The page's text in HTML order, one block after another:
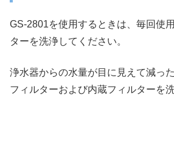
GS-2801を使用するときは、毎回使
ターを洗浄してください。
浄水器からの水量が目に見えて減っ
フィルターおよび内蔵フィルターを